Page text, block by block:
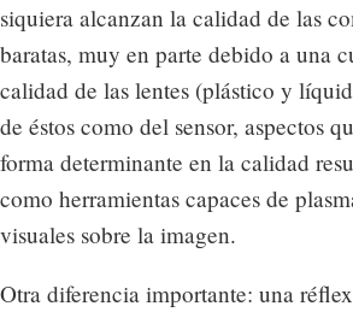
siquiera alcanzan la calidad de las
baratas, muy en parte debido a una
calidad de las lentes (plástico y
de éstos como del sensor, aspectos
forma determinante en la calidad
como herramientas capaces de
visuales sobre la imagen.
Otra diferencia importante: una